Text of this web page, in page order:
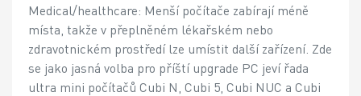
Medical/healthcare: Menší počítače zabírají méně
místa, takže v přeplněném lékařském nebo
zdravotnickém prostředí lze umístit další zařízení. Zde
se jako jasná volba pro příští upgrade PC jeví řada
ultra mini počítačů Cubi N, Cubi 5, Cubi NUC a Cubi